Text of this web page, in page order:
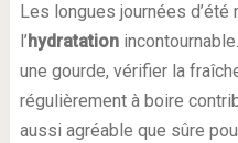
Les longues journées
l’hydratation
une gourde, vérifier la
régulièrement à boire
aussi agréable que sûre